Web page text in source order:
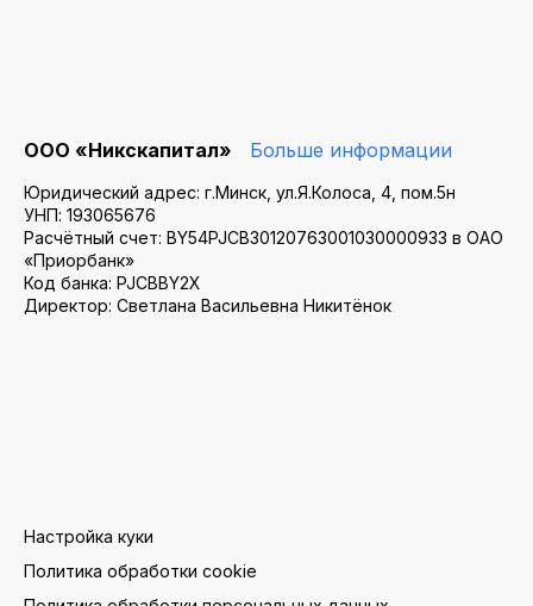
ООО «Никскапитал» Больше информации
Юридический адрес: г.Минск, ул.Я.Колоса, 4, пом.5н
УНП: 193065676
Расчётный счет: BY54PJCB30120763001030000933 в ОАО
«Приорбанк»
Код банка: PJCBBY2X
Директор: Светлана Васильевна Никитёнок
Настройка куки
Политика обработки cookie